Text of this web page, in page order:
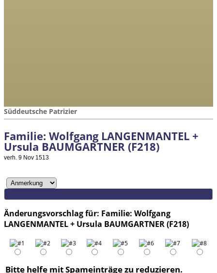
Süddeutsche Patrizier
Familie: Wolfgang LANGENMANTEL +
Ursula BAUMGARTNER (F218)
verh. 9 Nov 1513
Änderungsvorschlag für: Familie: Wolfgang
LANGENMANTEL + Ursula BAUMGARTNER (F218)
Bitte helfe mit Spameinträge zu reduzieren.